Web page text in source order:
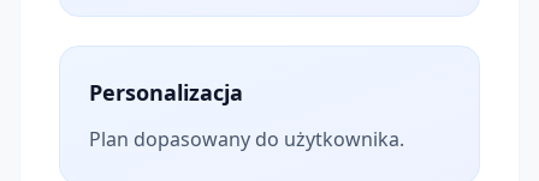
Personalizacja
Plan dopasowany do użytkownika.